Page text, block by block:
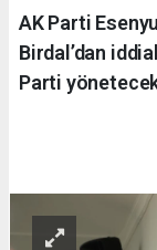
AK Parti
Birdal’dan
Parti